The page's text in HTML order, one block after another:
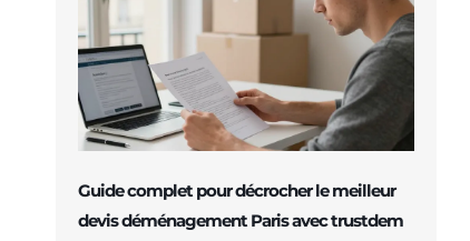
Guide complet pour décrocher le meilleur
devis déménagement Paris avec trustdem